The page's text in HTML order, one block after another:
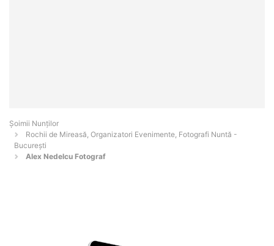
Șoimii Nunților
Rochii de Mireasă, Organizatori Evenimente, Fotografi Nuntă -
Bucureşti
Alex Nedelcu Fotograf